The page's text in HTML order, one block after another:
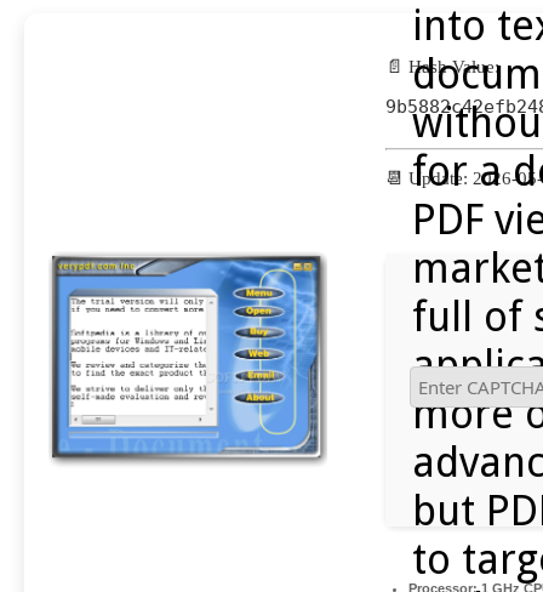
📄 Hash Value:
📆 Update: 2026-
Processor:1 GHz
into
for a
PDF
full of
more
but
to